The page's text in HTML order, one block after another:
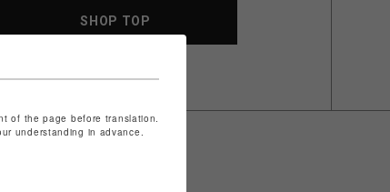
SHOP TOP
of the page before translation.
understanding in advance.